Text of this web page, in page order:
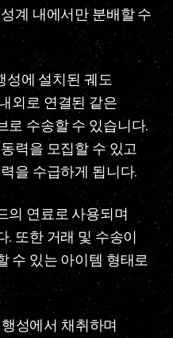
계 내에서만 분배할 수
성에 설치된 궤도
외로 연결된 같은
로 수송할 수 있습니다.
력을 모집할 수 있고
을 수급하게 됩니다.
의 연료로 사용되며
. 또한 거래 및 수송이
수 있는 아이템 형태로
성에서 채취하며